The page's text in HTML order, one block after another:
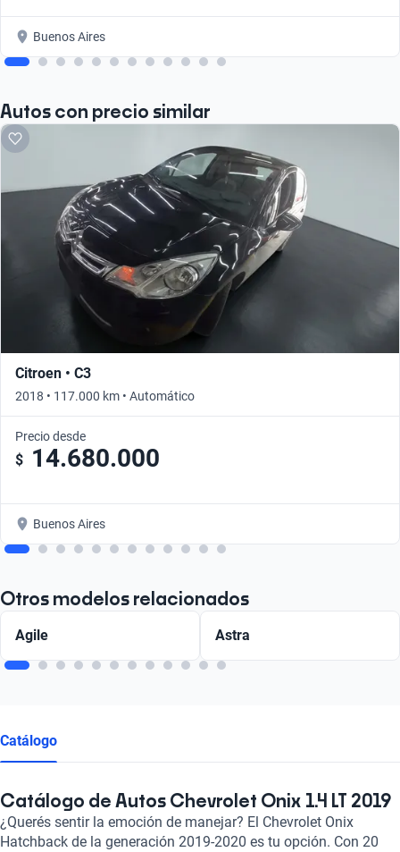
Buenos Aires
Autos con precio similar
Citroen • C3
2018 • 117.000 km • Automático
Precio desde
$ 14.680.000
Buenos Aires
Otros modelos relacionados
Agile Astra
Catálogo
Catálogo de Autos Chevrolet Onix 1.4 LT 2019
¿Querés sentir la emoción de manejar? El Chevrolet Onix
Hatchback de la generación 2019-2020 es tu opción. Con 20